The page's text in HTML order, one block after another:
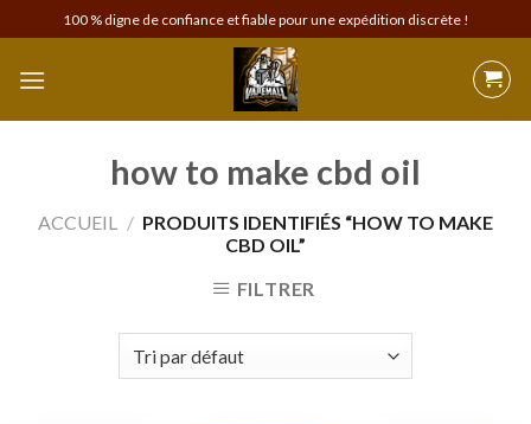
to
content
100 % digne de confiance et fiable pour une expédition discrète !
how to make cbd oil
ACCUEIL / PRODUITS IDENTIFIÉS “HOW TO MAKE
CBD OIL”
FILTRER